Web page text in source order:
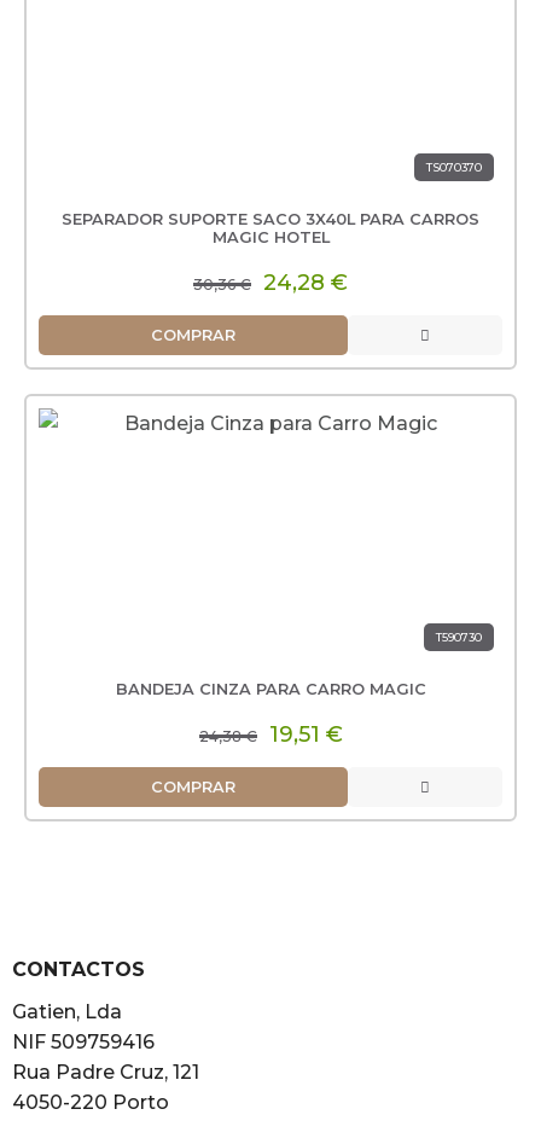
TS070370
SEPARADOR SUPORTE SACO 3X40L PARA CARROS
MAGIC HOTEL
30,36 € 24,28 €
COMPRAR
T590730
BANDEJA CINZA PARA CARRO MAGIC
24,38 € 19,51 €
COMPRAR
CONTACTOS
Gatien, Lda
NIF 509759416
Rua Padre Cruz, 121
4050-220 Porto